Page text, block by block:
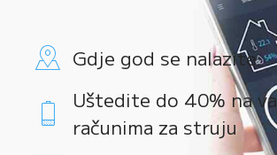
Gdje god se nalazite
Uštedite do 40% na
računima za struju